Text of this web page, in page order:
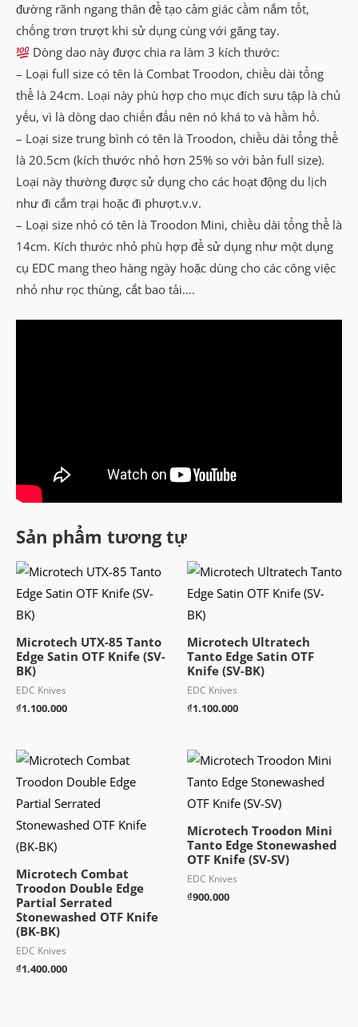
đường rãnh ngang thân để tạo cảm giác cầm nắm tốt,
chống trơn trượt khi sử dụng cùng với găng tay.
Dòng dao này được chia ra làm 3 kích thước:
– Loại full size có tên là Combat Troodon, chiều dài tổng
thể là 24cm. Loại này phù hợp cho mục đích sưu tập là chủ
yếu, vì là dòng dao chiến đấu nên nó khá to và hầm hố.
– Loại size trung bình có tên là Troodon, chiều dài tổng thể
là 20.5cm (kích thước nhỏ hơn 25% so với bản full size).
Loại này thường được sử dụng cho các hoạt động du lịch
như đi cắm trại hoặc đi phượt.v.v.
– Loại size nhỏ có tên là Troodon Mini, chiều dài tổng thể là
14cm. Kích thước nhỏ phù hợp để sử dụng như một dụng
cụ EDC mang theo hàng ngày hoặc dùng cho các công việc
nhỏ như rọc thùng, cắt bao tải….
Sản phẩm tương tự
Microtech UTX-85 Tanto
Edge Satin OTF Knife (SV-
BK)
EDC Knives
₫1.100.000
Microtech Ultratech
Tanto Edge Satin OTF
Knife (SV-BK)
EDC Knives
₫1.100.000
Microtech Combat
Troodon Double Edge
Partial Serrated
Stonewashed OTF Knife
(BK-BK)
EDC Knives
₫1.400.000
Microtech Troodon Mini
Tanto Edge Stonewashed
OTF Knife (SV-SV)
EDC Knives
₫900.000